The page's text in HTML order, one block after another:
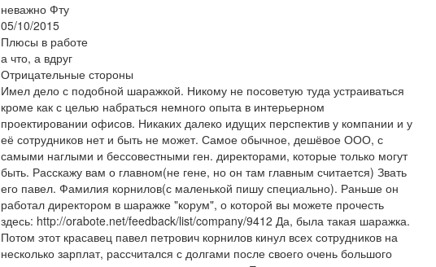
неважно Фту
05/10/2015
Плюсы в работе
а что, а вдруг
Отрицательные стороны
Имел дело с подобной шаражкой. Никому не посоветую туда устраиваться
кроме как с целью набраться немного опыта в интерьерном
проектировании офисов. Никаких далеко идущих перспектив у компании и у
её сотрудников нет и быть не может. Самое обычное, дешёвое ООО, с
самыми наглыми и бессовестными ген. директорами, которые только могут
быть. Расскажу вам о главном(не гене, но он там главным считается) Звать
его павел. Фамилия корнилов(с маленькой пишу специально). Раньше он
работал директором в шаражке "корум", о которой вы можете прочесть
здесь: http://orabote.net/feedback/list/company/9412 Да, была такая шаражка.
Потом этот красавец павел петрович корнилов кинул всех сотрудников на
несколько зарплат, рассчитался с долгами после своего очень большого